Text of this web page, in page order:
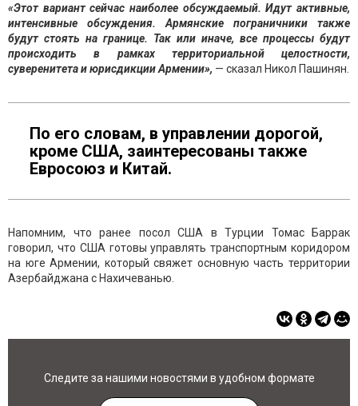
«Этот вариант сейчас наиболее обсуждаемый. Идут активные,
интенсивные обсуждения. Армянские пограничники также
будут стоять на границе. Так или иначе, все процессы будут
происходить в рамках территориальной целостности,
суверенитета и юрисдикции Армении», — сказал Никол Пашинян.
По его словам, в управлении дорогой,
кроме США, заинтересованы также
Евросоюз и Китай.
Напомним, что ранее посол США в Турции Томас Баррак
говорил, что США готовы управлять транспортным коридором
на юге Армении, который свяжет основную часть территории
Азербайджана с Нахичеванью.
Следите за нашими новостями в удобном формате